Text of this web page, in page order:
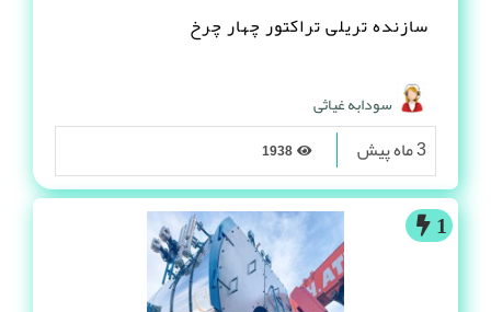
سازنده تریلی تراکتور چهار چرخ
سودابه غیاثی
3 ماه پیش
1